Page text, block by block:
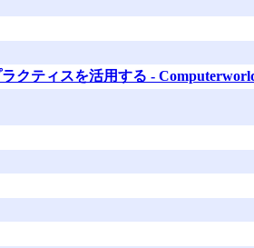
クティスを活用する -